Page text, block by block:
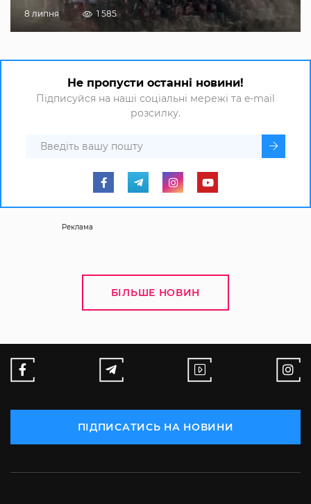
8 липня 1 585
Не пропусти останні новини!
Підписуйся на наші соціальні мережі та e-mail
розсилку.
Реклама
БІЛЬШЕ НОВИН
ПІДПИСАТИСЬ НА НОВИНИ